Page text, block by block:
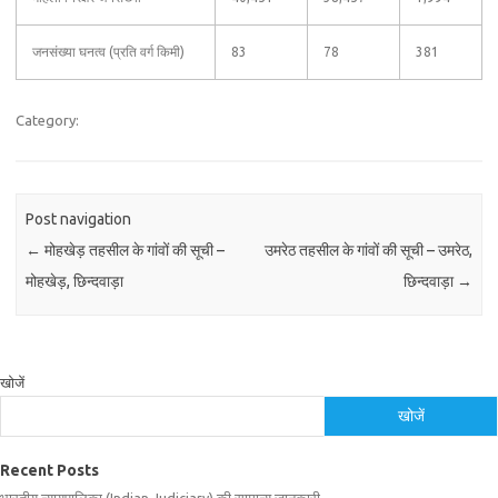
जनसंख्या घनत्व (प्रति वर्ग किमी) 83 78 381
Category:
Post navigation
← मोहखेड़ तहसील के गांवों की सूची –
मोहखेड़, छिन्दवाड़ा
उमरेठ तहसील के गांवों की सूची – उमरेठ,
छिन्दवाड़ा →
खोजें
खोजें
Recent Posts